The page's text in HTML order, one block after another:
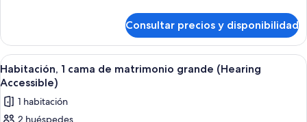
matrimonio,
en
esquina
(Mobility/Hearing
Access,
Roll-
Deluxe,
camas
de
en
esquina
Consultar precios y disponibilidad
Abrir
todas
las
fotos
Una habitación de hotel moderna
4
Habitación, 1 cama de matrimonio grande (Hearing
Accessible)
1 habitación
2 huéspedes